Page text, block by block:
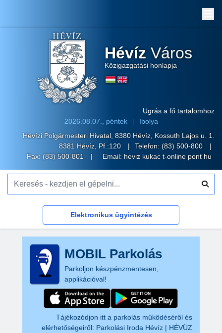
Hévíz Város
Közigazgatási honlapja
Ugrás a fő tartalomhoz
2026.08.07., péntek
Ibolya
Hévízi Polgármesteri Hivatal, 8380 Hévíz, Kossuth Lajos u. 1.
8381 Hévíz, Pf.:120
Telefon: (83) 500-800
Fax: (83) 500-801
Email: heviz kukac t-online pont hu
Elektronikus ügyintézés
MOBIL Parkolás
Parkoljon készpénzmentesen,
applikációval!
Tájékozódjon itt a parkolás működéséről és
elérhetőségeiről: Parkolási Iroda Hévíz | HÉVÜZ